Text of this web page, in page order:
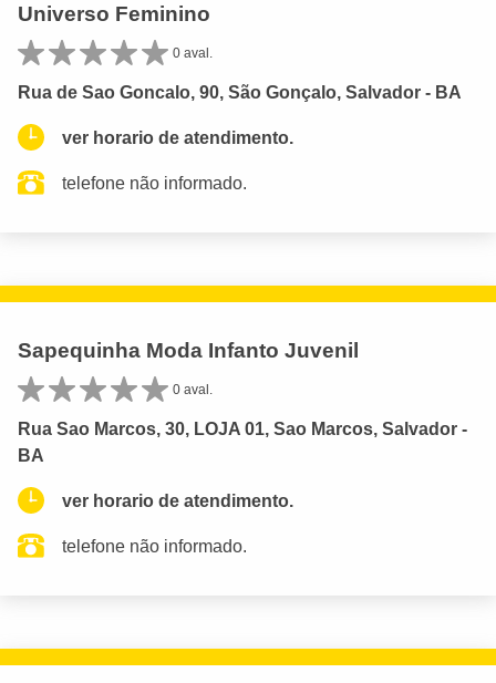
Universo Feminino
0 aval.
Rua de Sao Goncalo, 90, São Gonçalo, Salvador - BA
ver horario de atendimento.
telefone não informado.
Sapequinha Moda Infanto Juvenil
0 aval.
Rua Sao Marcos, 30, LOJA 01, Sao Marcos, Salvador -
BA
ver horario de atendimento.
telefone não informado.